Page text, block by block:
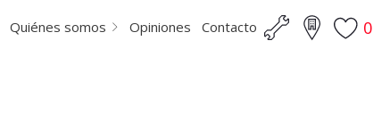
Quiénes somos Opiniones Contacto 0